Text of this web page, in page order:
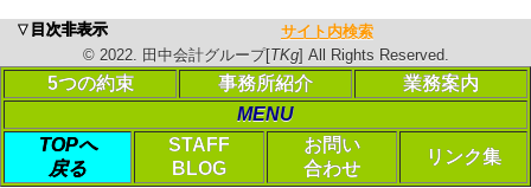
▼目次非表示
サイト内検索
© 2022. 田中会計グループ[TKg] All Rights Reserved.
5つの約束 事務所紹介
業務案内
MENU
TOPへ
戻る
STAFF
BLOG
お問い
合わせ
リンク集
浜松市の税理士・公認会計士、会計･税務（相続税・確定申
営業エリア：浜松市中央区・浜松市 浜名区・浜松市天竜区
©2023. 田中会計グループ[TKg] All Rights Reserved.
PC表示に切り替える
Login